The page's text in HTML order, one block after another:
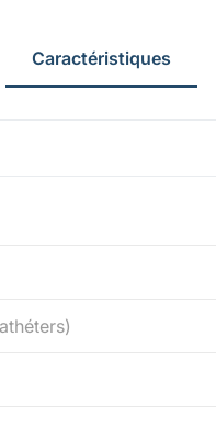
Caractéristiques